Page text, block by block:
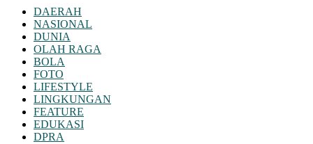
DAERAH
NASIONAL
DUNIA
OLAH RAGA
BOLA
FOTO
LIFESTYLE
LINGKUNGAN
FEATURE
EDUKASI
DPRA